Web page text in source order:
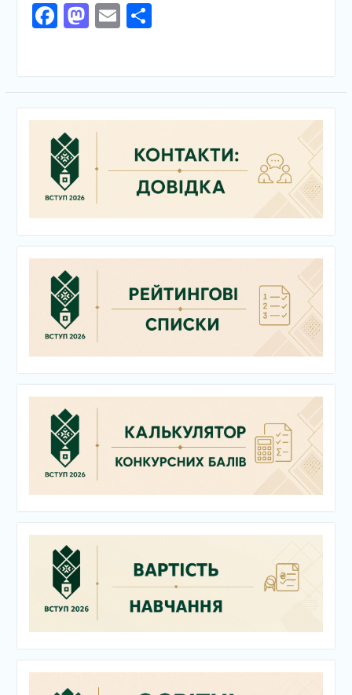
Facebook
Mastodon
EmailПоділитися